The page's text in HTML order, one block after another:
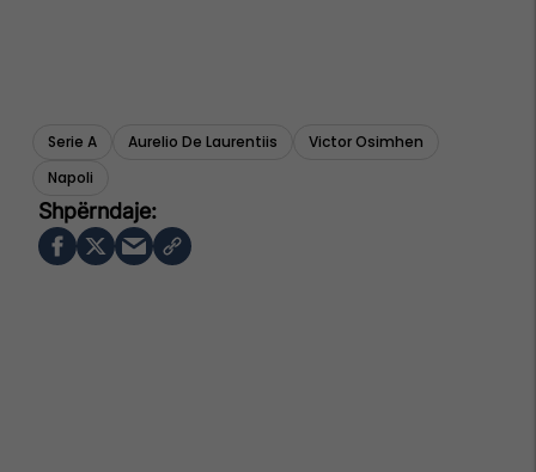
Serie A Aurelio De Laurentiis
Victor Osimhen
Napoli